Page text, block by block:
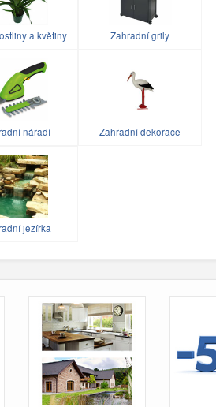
a květiny Zahradní grily
nářadí Zahradní dekorace
jezírka